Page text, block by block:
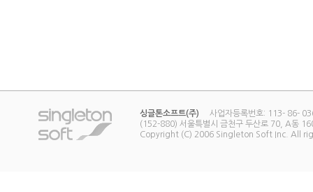
싱글톤소프트(주)
사업자등록번호: 113- 86-
(152-880) 서울특별시 금천구 두산로 70, A동
Copyright (C) 2006 Singleton Soft Inc. All